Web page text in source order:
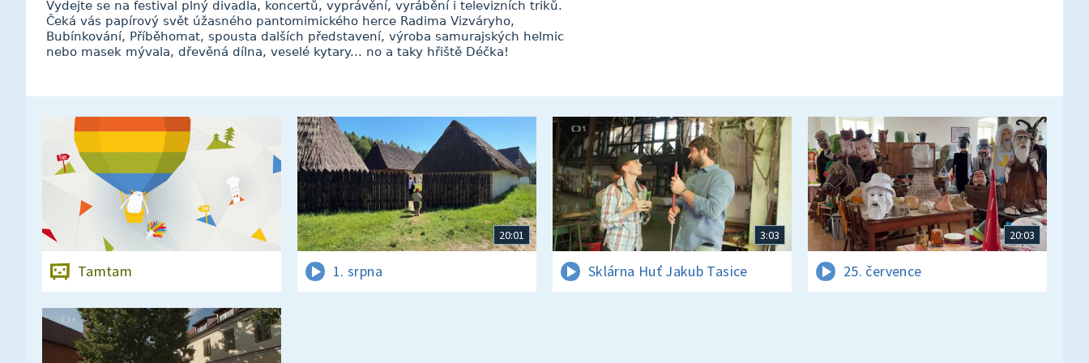
Vydejte se na festival plný divadla, koncertů, vyprávění, vyrábění i televizních triků.
Čeká vás papírový svět úžasného pantomimického herce Radima Vizváryho,
Bubínkování, Příběhomat, spousta dalších představení, výroba samurajských helmic
nebo masek mývala, dřevěná dílna, veselé kytary... no a taky hřiště Déčka!
Tamtam
20:01
1. srpna
3:03
Sklárna Huť Jakub Tasice
20:03
25. července